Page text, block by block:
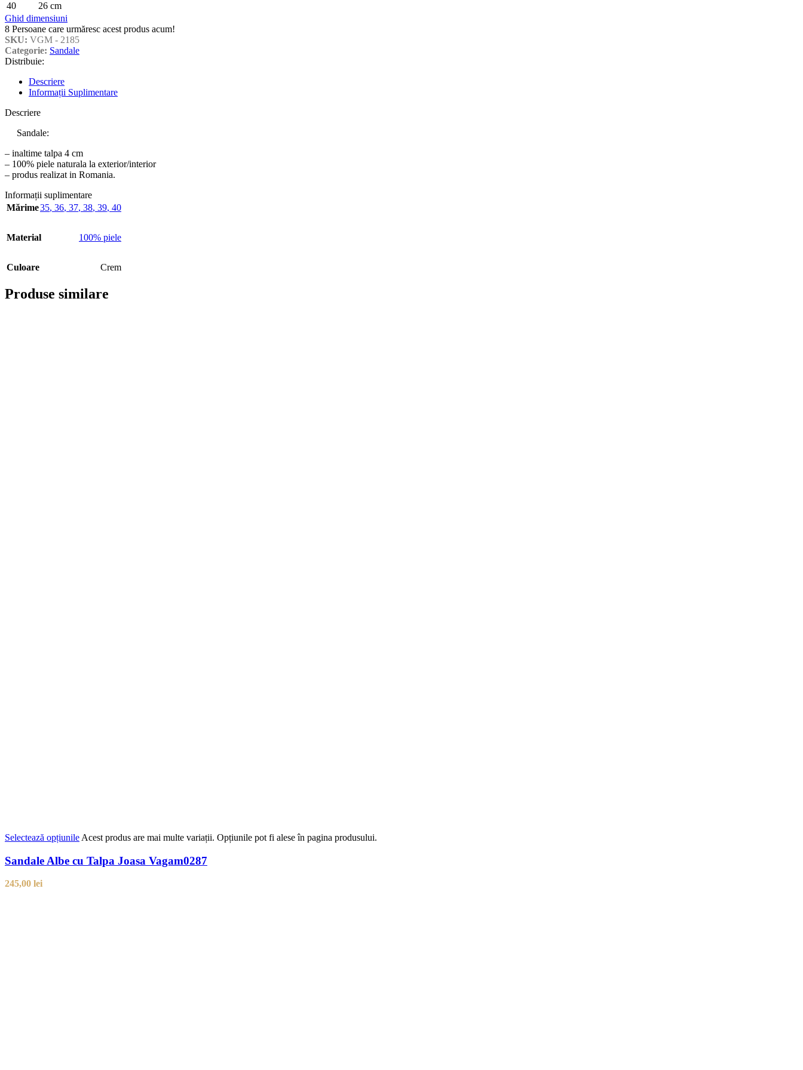
40
26 cm
Ghid dimensiuni
8 Persoane care urmăresc acest produs acum!
SKU: VGM - 2185
Categorie: Sandale
Distribuie:
Descriere
Informații Suplimentare
Descriere
Sandale:
– inaltime talpa 4 cm
– 100% piele naturala la exterior/interior
– produs realizat in Romania.
Informații suplimentare
Mărime35, 36, 37, 38, 39, 40
Material 100% piele
Culoare Crem
Produse similare
Selectează opțiunile Acest produs are mai multe variații. Opțiunile pot fi alese în pagina produsului.
Sandale Albe cu Talpa Joasa Vagam0287
245,00 lei